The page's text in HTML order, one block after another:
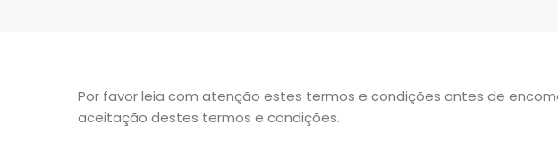
Por favor leia com atenção estes termos e condições antes de
aceitação destes termos e condições.